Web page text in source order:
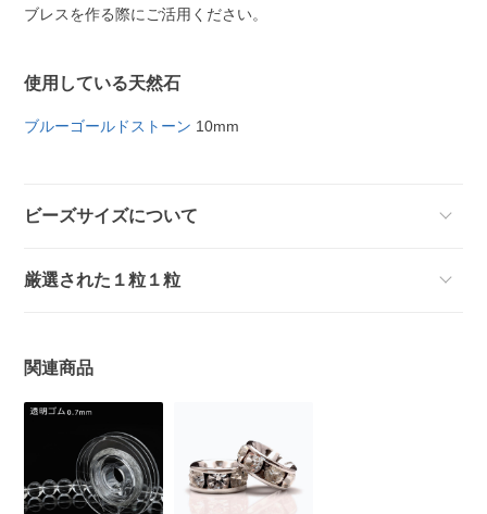
ブレスを作る際にご活用ください。
使用している天然石
ブルーゴールドストーン 10mm
ビーズサイズについて
厳選された１粒１粒
関連商品